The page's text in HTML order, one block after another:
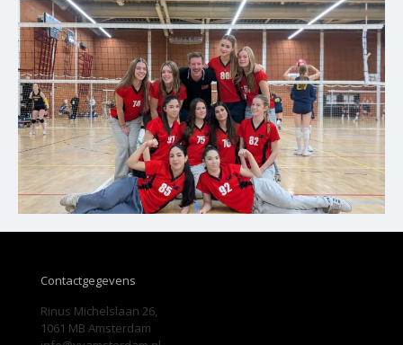
Contactgegevens
Rinus Michelslaan 26,
1061 MB Amsterdam